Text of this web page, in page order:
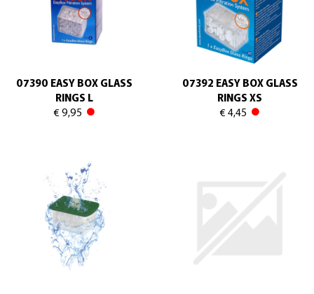
07390 EASY BOX GLASS
RINGS L
€ 9,95
07392 EASY BOX GLASS
RINGS XS
€ 4,45